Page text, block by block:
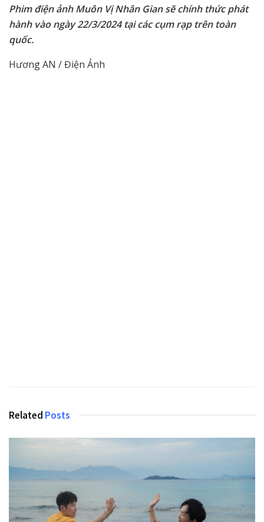
Phim điện ảnh Muôn Vị Nhân Gian sẽ chính thức phát
hành vào ngày 22/3/2024 tại các cụm rạp trên toàn
quốc.
Hương AN / Điện Ảnh
Related Posts